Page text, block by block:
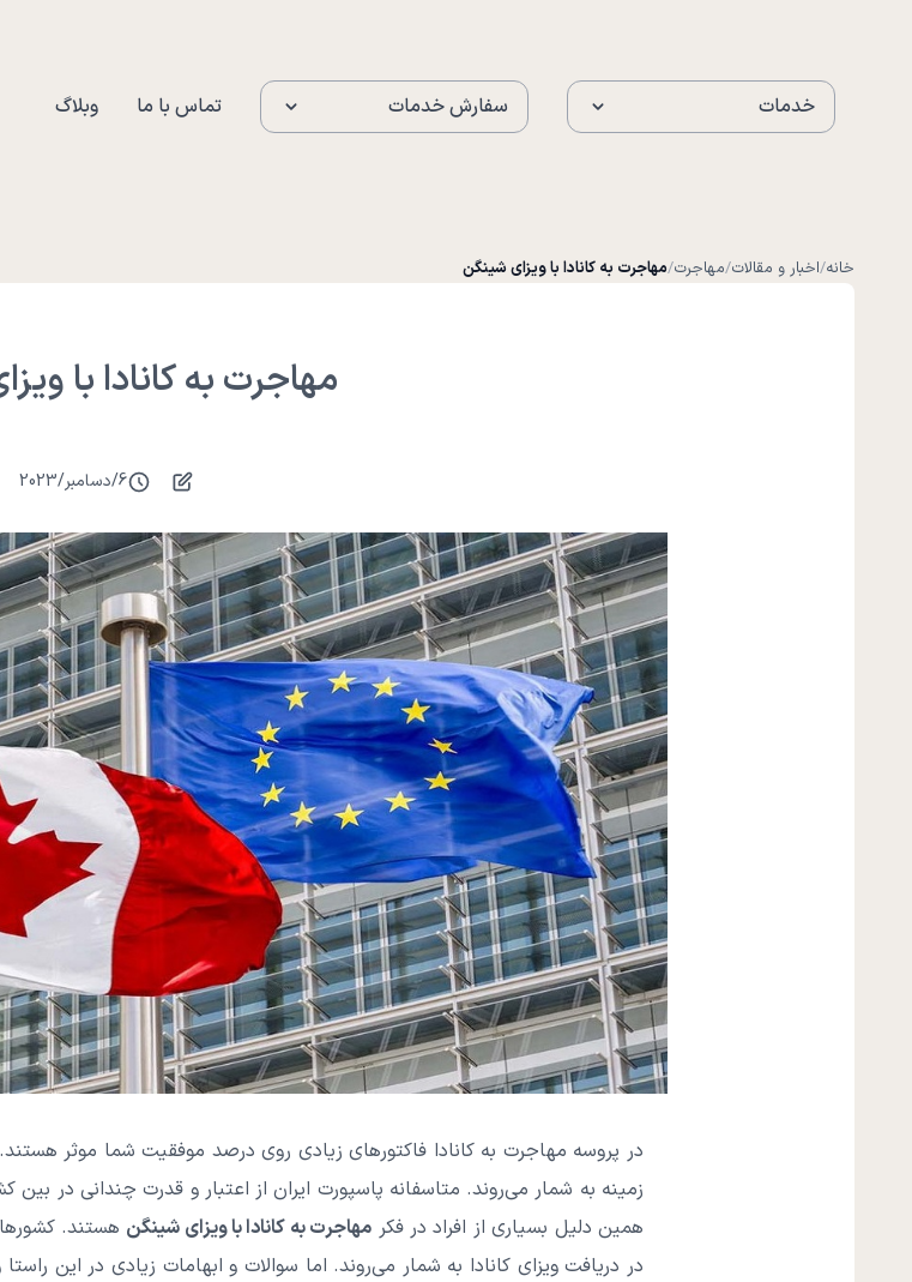
وبلاگ تماس با ما سفارش خدمات خدمات
خانه/اخبار و مقالات/مهاجرت/مهاجرت به کانادا با ویزای شینگن
مهاجرت به کانادا با
6
/دسامبر/
2023
در پروسه مهاجرت به کانادا فاکتورهای زیادی روی درصد موفقیت شما موثر
زمینه به شمار می‌روند. متاسفانه پاسپورت ایران از اعتبار و قدرت چندانی در
همین دلیل بسیاری از افراد در فکر مهاجرت به کانادا با ویزای شینگن هستند.
در دریافت ویزای کانادا به شمار می‌روند. اما سوالات و ابهامات زیادی در این